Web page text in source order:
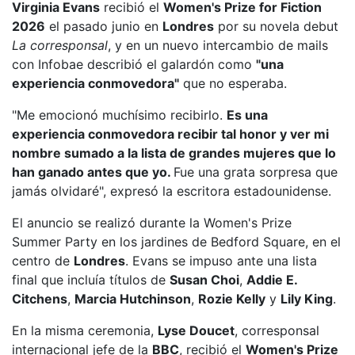
Virginia Evans recibió el Women's Prize for Fiction
2026 el pasado junio en Londres por su novela debut
La corresponsal, y en un nuevo intercambio de mails
con Infobae describió el galardón como "una
experiencia conmovedora" que no esperaba.
"Me emocionó muchísimo recibirlo. Es una
experiencia conmovedora recibir tal honor y ver mi
nombre sumado a la lista de grandes mujeres que lo
han ganado antes que yo. Fue una grata sorpresa que
jamás olvidaré", expresó la escritora estadounidense.
El anuncio se realizó durante la Women's Prize
Summer Party en los jardines de Bedford Square, en el
centro de Londres. Evans se impuso ante una lista
final que incluía títulos de Susan Choi, Addie E.
Citchens, Marcia Hutchinson, Rozie Kelly y Lily King.
En la misma ceremonia, Lyse Doucet, corresponsal
internacional jefe de la BBC, recibió el Women's Prize